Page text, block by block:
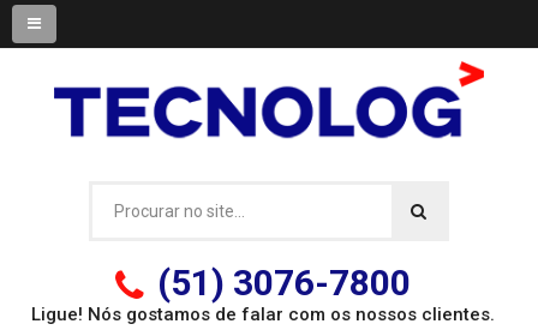
(51) 3076-7800
Ligue! Nós gostamos de falar com os nossos clientes.